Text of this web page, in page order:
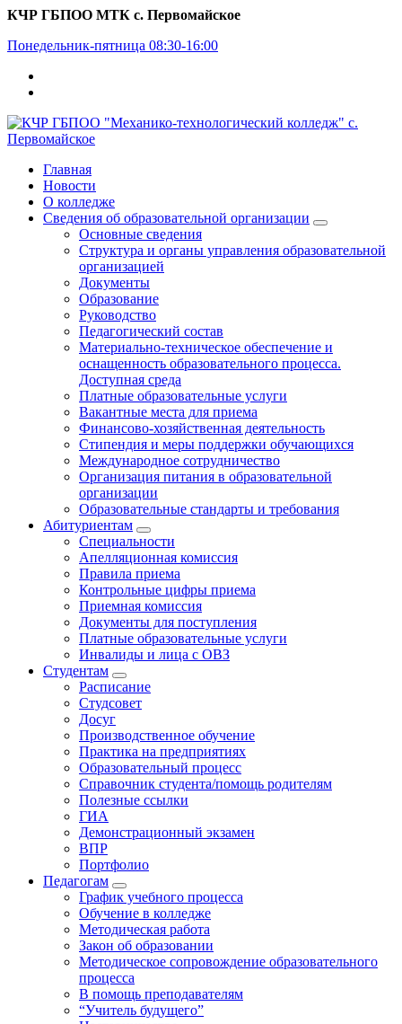
Перейти
содержимому
КЧР ГБПОО МТК с. Первомайское
Понедельник-пятница 08:30-16:00
Главная
Новости
О колледже
Сведения об образовательной организации
Основные сведения
Структура и органы управления образовательной
организацией
Документы
Образование
Руководство
Педагогический состав
Материально-техническое обеспечение и
оснащенность образовательного процесса.
Доступная среда
Платные образовательные услуги
Вакантные места для приема
Финансово-хозяйственная деятельность
Стипендия и меры поддержки обучающихся
Международное сотрудничество
Организация питания в образовательной
организации
Образовательные стандарты и требования
Абитуриентам
Специальности
Апелляционная комиссия
Правила приема
Контрольные цифры приема
Приемная комиссия
Документы для поступления
Платные образовательные услуги
Инвалиды и лица с ОВЗ
Студентам
Расписание
Студсовет
Досуг
Производственное обучение
Практика на предприятиях
Образовательный процесс
Справочник студента/помощь родителям
Полезные ссылки
ГИА
Демонстрационный экзамен
ВПР
Портфолио
Педагогам
График учебного процесса
Обучение в колледже
Методическая работа
Закон об образовании
Методическое сопровождение образовательного
процесса
В помощь преподавателям
“Учитель будущего”